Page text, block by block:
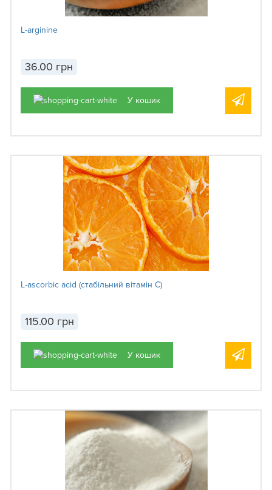
L-arginine
36.00 грн
У кошик
L-ascorbic acid (стабільний вітамін С)
115.00 грн
У кошик